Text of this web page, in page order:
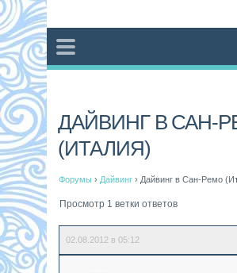
ДАЙВИНГ В САН-
(ИТАЛИЯ)
Форумы › Дайвинг › Дайвинг в Сан-Ремо
Просмотр 1 ветки ответов
02.08.2012 в 05:12